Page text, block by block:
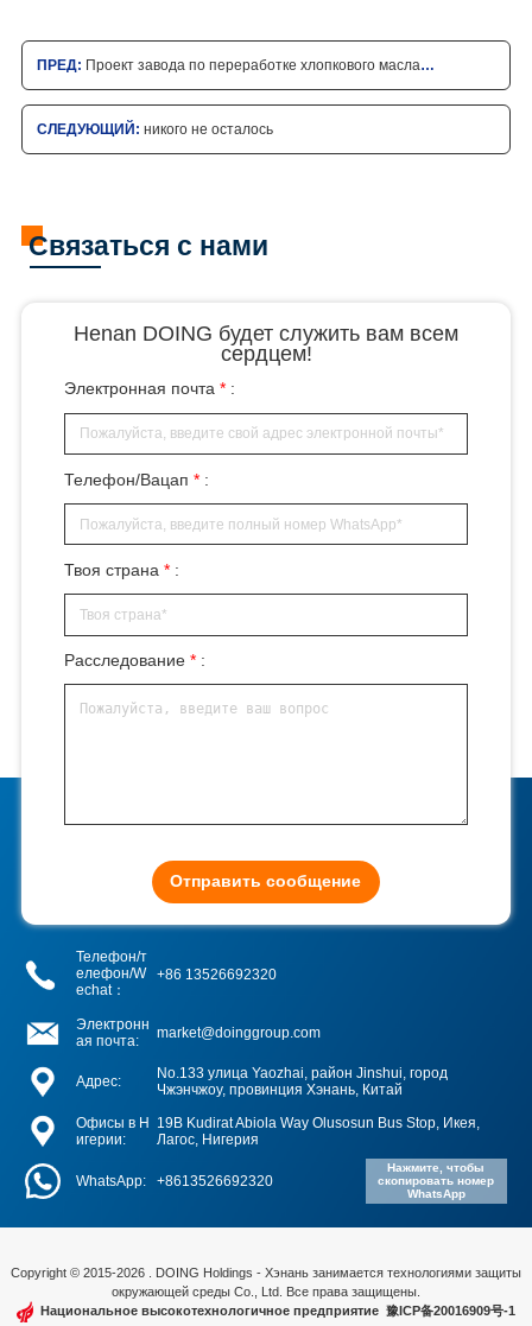
ПРЕД:
СЛЕДУЮЩИЙ: никого не осталось
Связаться с нами
Henan DOING будет служить вам всем
сердцем!
Электронная почта* :
Телефон/Вацап * :
Твоя страна * :
Расследование* :
Отправить сообщение
Телефон/т
елефон/W
echat：
+86 13526692320
Электронн
ая почта:
market@doinggroup.com
Адрес:
No.133 улица Yaozhai, район Jinshui, город
Чжэнчжоу, провинция Хэнань, Китай
Офисы в Н
игерии:
19B Kudirat Abiola Way Olusosun Bus Stop, Икея,
Лагос, Нигерия
WhatsApp: +8613526692320
Нажмите, чтобы
скопировать номер
WhatsApp
Copyright © 2015-2026 . DOING Holdings - Хэнань занимается технологиями защиты
окружающей среды Co., Ltd. Все права защищены.
Национальное высокотехнологичное предприятие 豫ICP备20016909号-1